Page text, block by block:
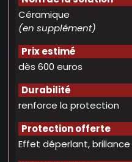
Céramique
(en supplément)
dès 600 euros
renforce la protection
Effet déperlant, brillance